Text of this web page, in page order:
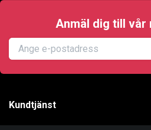
Anmäl dig till vår
Kundtjänst